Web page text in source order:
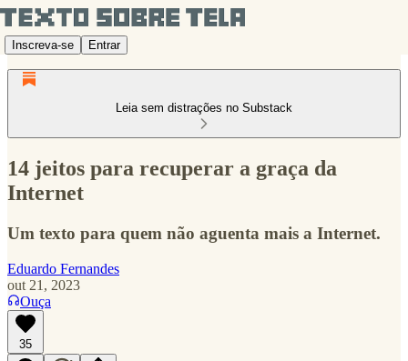
Inscreva-se Entrar
Leia sem distrações no Substack
14 jeitos para recuperar a graça da
Internet
Um texto para quem não aguenta mais a Internet.
Eduardo Fernandes
out 21, 2023
Ouça
35